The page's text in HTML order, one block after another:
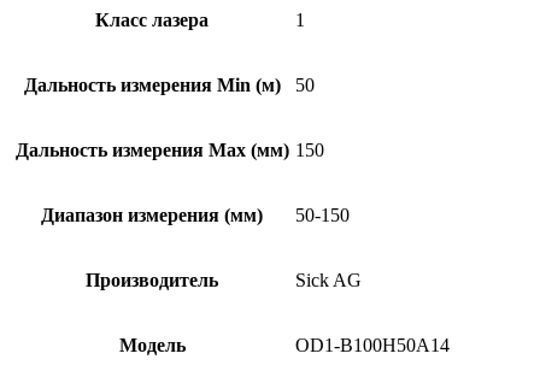
Класс лазера 1
Дальность измерения Min (м) 50
Дальность измерения Max (мм) 150
Диапазон измерения (мм) 50-150
Производитель Sick AG
Модель OD1-B100H50A14